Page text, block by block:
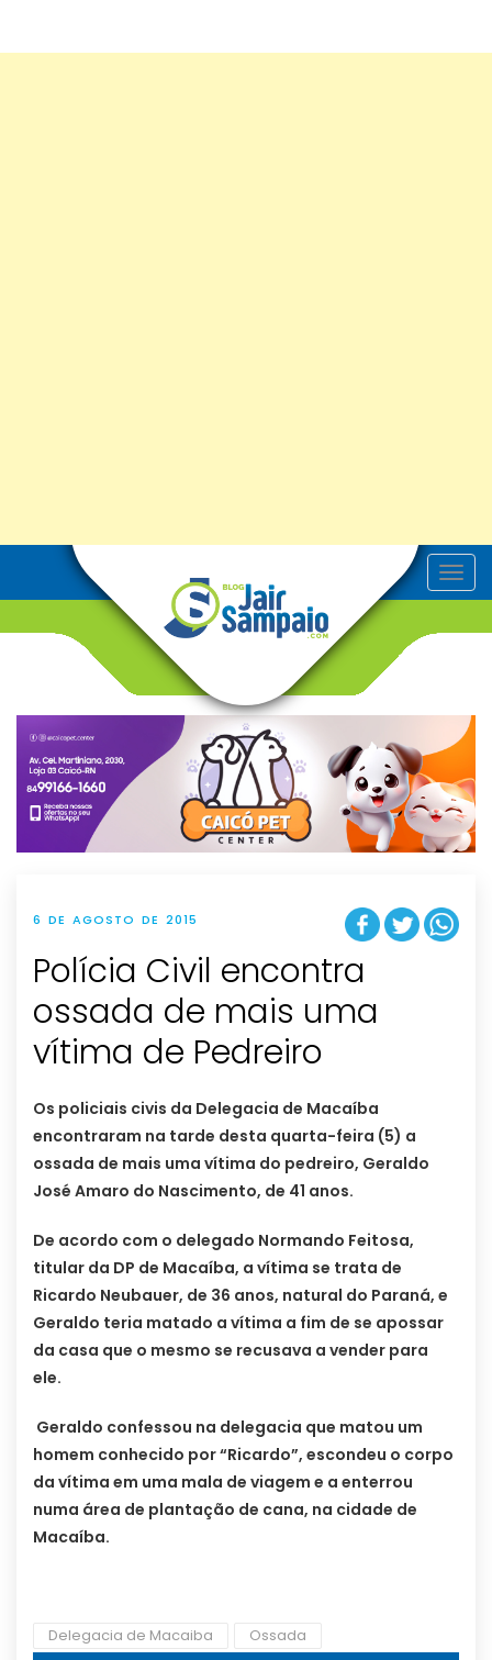
T
o
v
g
t
i
o
n
6 DE AGOSTO DE 2015
Polícia Civil encontra
ossada de mais uma
vítima de Pedreiro
Os policiais civis da Delegacia de Macaíba
encontraram na tarde desta quarta-feira (5) a
ossada de mais uma vítima do pedreiro, Geraldo
José Amaro do Nascimento, de 41 anos.
De acordo com o delegado Normando Feitosa,
titular da DP de Macaíba, a vítima se trata de
Ricardo Neubauer, de 36 anos, natural do Paraná, e
Geraldo teria matado a vítima a fim de se apossar
da casa que o mesmo se recusava a vender para
ele.
Geraldo confessou na delegacia que matou um
homem conhecido por “Ricardo”, escondeu o corpo
da vítima em uma mala de viagem e a enterrou
numa área de plantação de cana, na cidade de
Macaíba.
Delegacia de Macaiba Ossada